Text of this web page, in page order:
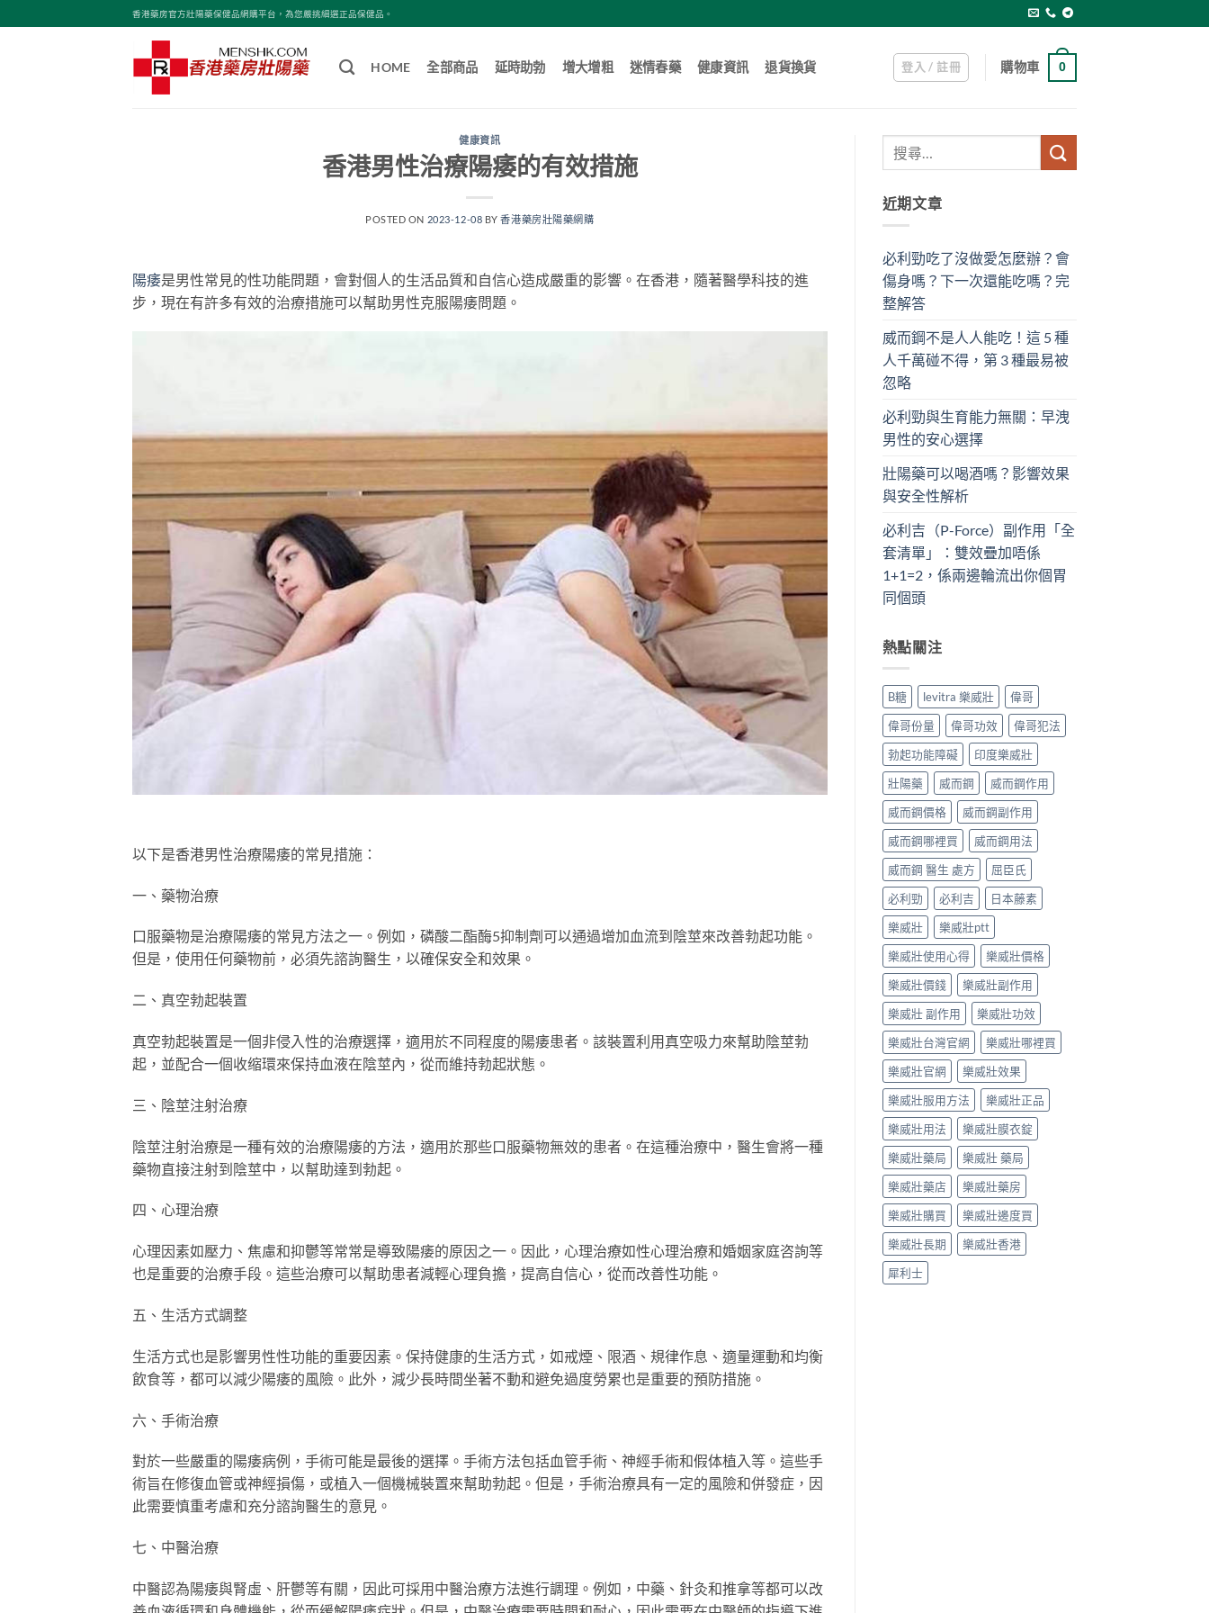
to
香港藥房官方壯陽藥保健品網購平台，為您嚴挑細選正品保健品。
HOME 全部商品 延時助勃 增大增粗 迷情春藥 健康資訊 退貨換貨 登入 / 註冊 購物車 0
健康資訊
香港男性治療陽痿的有效措施
POSTED ON 2023-12-08 BY香港藥房壯陽藥網購
陽痿是男性常見的性功能問題，會對個人的生活品質和自信心造成嚴重的影響。在香港，隨著醫學科技的進
步，現在有許多有效的治療措施可以幫助男性克服陽痿問題。
以下是香港男性治療陽痿的常見措施：
一、藥物治療
口服藥物是治療陽痿的常見方法之一。例如，磷酸二酯酶5抑制劑可以通過增加血流到陰莖來改善勃起功能。
但是，使用任何藥物前，必須先諮詢醫生，以確保安全和效果。
二、真空勃起裝置
真空勃起裝置是一個非侵入性的治療選擇，適用於不同程度的陽痿患者。該裝置利用真空吸力來幫助陰莖勃
起，並配合一個收缩環來保持血液在陰莖內，從而維持勃起狀態。
三、陰莖注射治療
陰莖注射治療是一種有效的治療陽痿的方法，適用於那些口服藥物無效的患者。在這種治療中，醫生會將一種
藥物直接注射到陰莖中，以幫助達到勃起。
四、心理治療
心理因素如壓力、焦慮和抑鬱等常常是導致陽痿的原因之一。因此，心理治療如性心理治療和婚姻家庭咨詢等
也是重要的治療手段。這些治療可以幫助患者減輕心理負擔，提高自信心，從而改善性功能。
五、生活方式調整
生活方式也是影響男性性功能的重要因素。保持健康的生活方式，如戒煙、限酒、規律作息、適量運動和均衡
飲食等，都可以減少陽痿的風險。此外，減少長時間坐著不動和避免過度勞累也是重要的預防措施。
六、手術治療
對於一些嚴重的陽痿病例，手術可能是最後的選擇。手術方法包括血管手術、神經手術和假体植入等。這些手
術旨在修復血管或神經損傷，或植入一個機械裝置來幫助勃起。但是，手術治療具有一定的風險和併發症，因
此需要慎重考慮和充分諮詢醫生的意見。
七、中醫治療
中醫認為陽痿與腎虛、肝鬱等有關，因此可採用中醫治療方法進行調理。例如，中藥、針灸和推拿等都可以改
近期文章
必利勁吃了沒做愛怎麼辦？會
傷身嗎？下一次還能吃嗎？完
整解答
威而鋼不是人人能吃！這 5 種
人千萬碰不得，第 3 種最易被
忽略
必利勁與生育能力無關：早洩
男性的安心選擇
壯陽藥可以喝酒嗎？影響效果
與安全性解析
必利吉（P-Force）副作用「全
套清單」：雙效疊加唔係
1+1=2，係兩邊輪流出你個胃
同個頭
熱點關注
B糖 levitra 樂威壯
偉哥
偉哥份量
偉哥功效
偉哥犯法
勃起功能障礙
印度樂威壯
壯陽藥
威而鋼
威而鋼作用
威而鋼價格
威而鋼副作用
威而鋼哪裡買
威而鋼用法
威而鋼 醫生 處方
屈臣氏
必利勁
必利吉
日本藤素
樂威壯
樂威壯ptt
樂威壯使用心得
樂威壯價格
樂威壯價錢
樂威壯副作用
樂威壯 副作用
樂威壯功效
樂威壯台灣官網
樂威壯哪裡買
樂威壯官網
樂威壯效果
樂威壯服用方法
樂威壯正品
樂威壯用法
樂威壯膜衣錠
樂威壯藥局
樂威壯 藥局
樂威壯藥店
樂威壯藥房
樂威壯購買
樂威壯邊度買
樂威壯長期
樂威壯香港
犀利士